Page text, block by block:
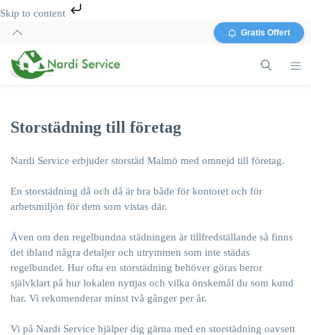
Skip to content
Gratis Offert
Storstädning till företag
Nardi Service erbjuder storstäd Malmö med omnejd till företag.
En storstädning då och då är bra både för kontoret och för
arbetsmiljön för dem som vistas där.
Även om den regelbundna städningen är tillfredställande så finns
det ibland några detaljer och utrymmen som inte städas
regelbundet. Hur ofta en storstädning behöver göras beror
självklart på hur lokalen nyttjas och vilka önskemål du som kund
har. Vi rekomenderar minst två gånger per år.
Vi på Nardi Service hjälper dig gärna med en storstädning oavsett